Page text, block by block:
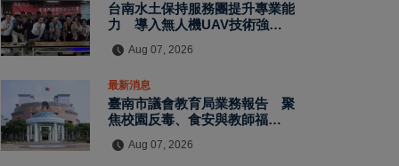
台南水土保持服務團提升專業能
力 導入無人機UAV技術強化
Aug 07, 2026
最新消息
臺南市議會教育局業務報告 聚
焦校園反毒、食安與教師福利
Aug 07, 2026